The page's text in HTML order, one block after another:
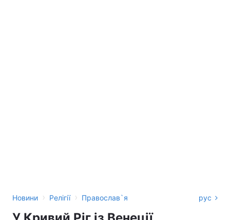
Новини › Релігії › Православ`я рус